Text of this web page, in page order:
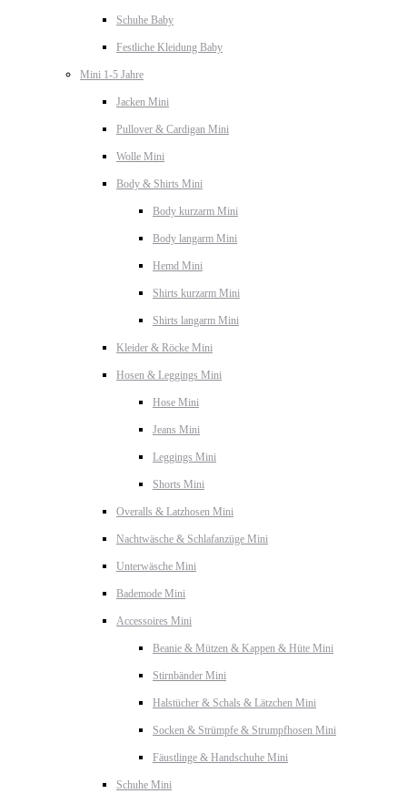
Schuhe Baby
Festliche Kleidung Baby
Mini 1-5 Jahre
Jacken Mini
Pullover & Cardigan Mini
Wolle Mini
Body & Shirts Mini
Body kurzarm Mini
Body langarm Mini
Hemd Mini
Shirts kurzarm Mini
Shirts langarm Mini
Kleider & Röcke Mini
Hosen & Leggings Mini
Hose Mini
Jeans Mini
Leggings Mini
Shorts Mini
Overalls & Latzhosen Mini
Nachtwäsche & Schlafanzüge Mini
Unterwäsche Mini
Bademode Mini
Accessoires Mini
Beanie & Mützen & Kappen & Hüte Mini
Stirnbänder Mini
Halstücher & Schals & Lätzchen Mini
Socken & Strümpfe & Strumpfhosen Mini
Fäustlinge & Handschuhe Mini
Schuhe Mini